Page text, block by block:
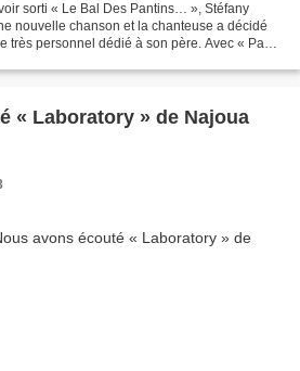
sorti « Le Bal Des Pantins… », Stéfany
nouvelle chanson et la chanteuse a décidé
très personnel dédié à son père. Avec « Papa
« Laboratory » de Najoua